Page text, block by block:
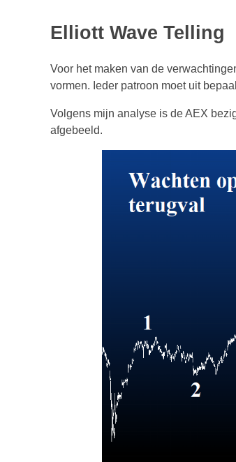
Elliott Wave Telling
Voor het maken van de
vormen. Ieder patroon moet uit
Volgens mijn analyse is de AEX
afgebeeld.